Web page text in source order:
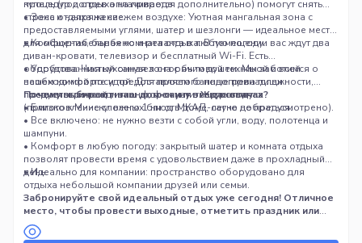
процедур и отдыха на природе.
купель (подогрев оплачивается дополнительно) помогут снять
стресс и напряжение.
• Зона отдыха на свежем воздухе: Уютная мангальная зона с
предоставляемыми углями, шатер и шезлонги — идеальное место
для общения, барбекю и релакса в любую погоду.
• Комфортабельная комната отдыха: В помещении вас ждут два
диван-кровати, телевизор и бесплатный Wi-Fi. Есть
оборудованная кухонная зона с бытовой техникой и всей
необходимой посудой. Для простого подогрева пищи
предусмотрена одноконфорочная электроплитка
(приготовление сложных блюд в доме-сауне не предусмотрено).
• Удобства: Чистый санузел с горячим душем. Мы заботимся о
вашем комфорте и предоставляем банные принадлежности,
предметы личной гигиены, фен и питьевую воду.
Почему выбирают наш дом-сауну в Ждановичах?
• Близко к Минску: всего 1 км от МКАД, легко добраться.
• Все включено: не нужно везти с собой угли, воду, полотенца и
шампуни.
• Комфорт в любую погоду: закрытый шатер и комната отдыха
позволят провести время с удовольствием даже в прохладный
день.
• Идеально для компании: пространство оборудовано для
отдыха небольшой компании друзей или семьи.
Забронируйте свой идеальный отдых уже сегодня! Отличное
место, чтобы провести выходные, отметить праздник или
просто расслабиться после тяжелой недели.